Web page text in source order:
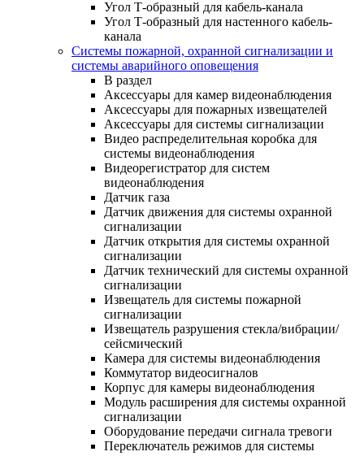
Угол Т-образный для кабель-канала
Угол Т-образный для настенного кабель-
канала
Системы пожарной, охранной сигнализации и
системы аварийного оповещения
В раздел
Аксессуары для камер видеонаблюдения
Аксессуары для пожарных извещателей
Аксессуары для системы сигнализации
Видео распределительная коробка для
системы видеонаблюдения
Видеорегистратор для систем
видеонаблюдения
Датчик газа
Датчик движения для системы охранной
сигнализации
Датчик открытия для системы охранной
сигнализации
Датчик технический для системы охранной
сигнализации
Извещатель для системы пожарной
сигнализации
Извещатель разрушения стекла/вибрации/
сейсмический
Камера для системы видеонаблюдения
Коммутатор видеосигналов
Корпус для камеры видеонаблюдения
Модуль расширения для системы охранной
сигнализации
Оборудование передачи сигнала тревоги
Переключатель режимов для системы